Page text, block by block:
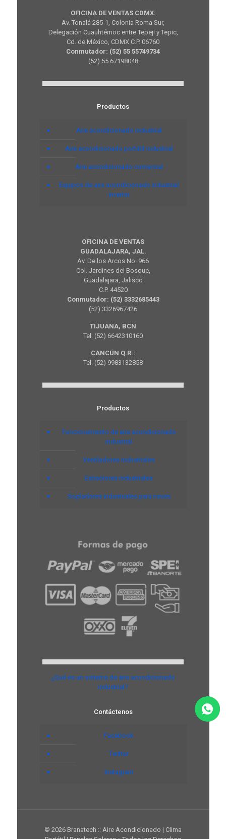
OFICINA DE VENTAS CDMX:
Av. Tonalá 285-1, Colonia Roma Sur,
Delegación Cuauhtémoc entre Tepeji y Tepic,
Cd. de México, CDMX C.P. 06760
Conmutador: (52) 55 55749734
(52) 55 67198048
Productos
Aire acondicionado industrial
Aire acondicionado portátil industrial
Aire acondicionado comercial
Equipos de aire acondicionado industrial
inverter
OFICINA DE VENTAS
GUADALAJARA, JAL.
Av. De los Arcos No. 966
Col. Jardines del Bosque,
Guadalajara, Jalisco
C.P. 44520
Conmutador: (52) 3332685443
(52) 3326967426
TIJUANA, BCN
Tel. (52) 6642310160
CANCÚN Q.R.:
Tel. (52) 9983132858
Productos
Funcionamiento de aire acondicionado
industrial
Ventiladores industriales
Extractores industriales
Sopladores industriales para naves
¿Qué es un sistema de aire acondicionado
industrial?
Contáctenos
Facebook
Twitter
Instagram
© 2026 Branatech :: Aire Acondicionado | Clima